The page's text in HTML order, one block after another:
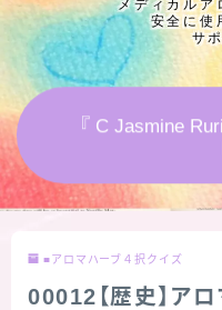
★アロマ検定＋αク
★アロマハーブ傾向チ
秘密部屋
メディカルア
安全に使
サ
『 C Jasmine
■アロマハーブ４択クイズ
00012【歴史】ア